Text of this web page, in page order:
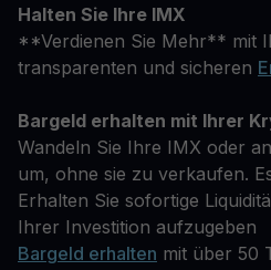
Halten Sie Ihre IMX
**Verdienen Sie Mehr** mit
transparenten und sicheren
Bargeld erhalten mit Ihrer
Wandeln Sie Ihre IMX oder
um, ohne sie zu verkaufen.
Erhalten Sie sofortige
Ihrer Investition aufzugeben
Bargeld erhalten mit über 50